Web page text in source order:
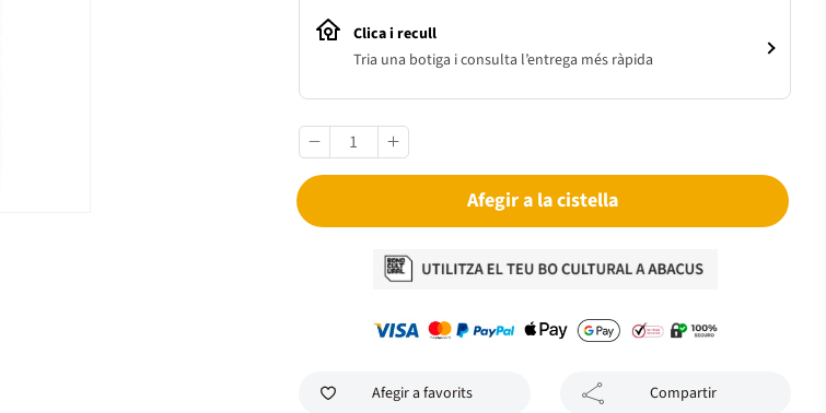
Clica i recull
Tria una botiga i consulta l’entrega més ràpida
Afegir a la cistella
Afegir a favorits Compartir